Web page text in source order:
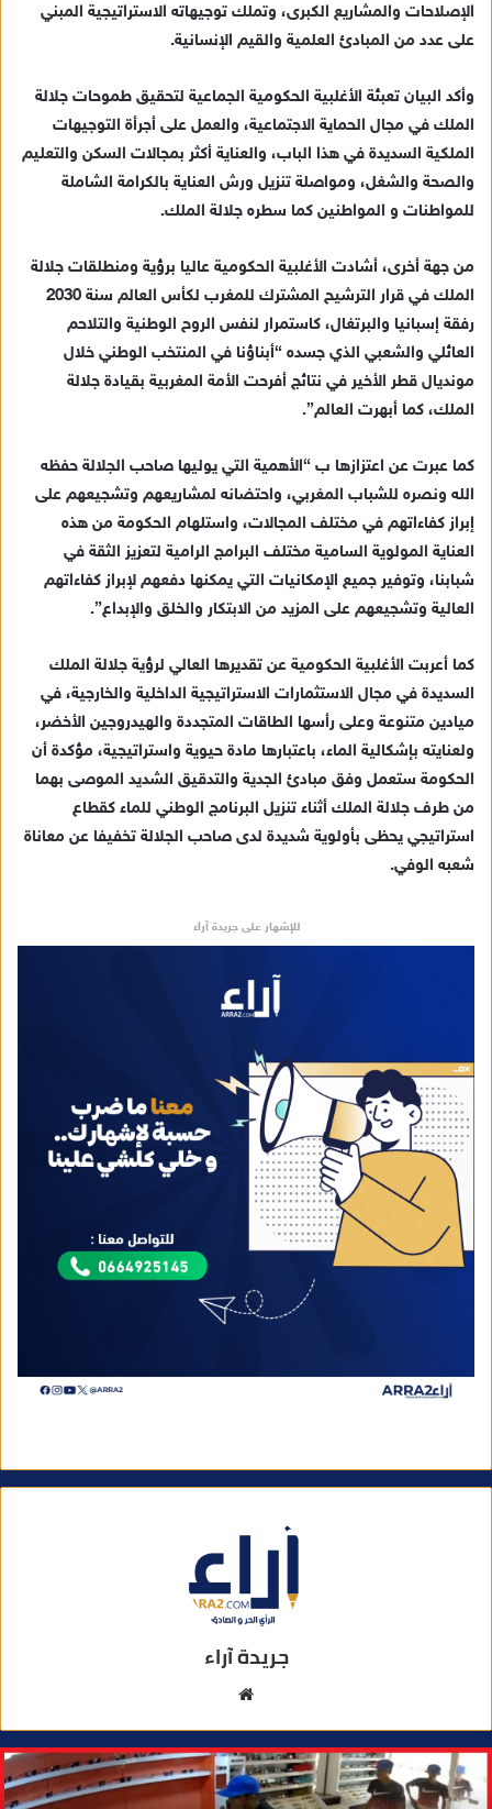
الإصلاحات والمشاريع الكبرى، وتملك توجيهاته الاستراتيجية المبني
على عدد من المبادئ العلمية والقيم الإنسانية.
وأكد البيان تعبئة الأغلبية الحكومية الجماعية لتحقيق طموحات جلالة
الملك في مجال الحماية الاجتماعية، والعمل على أجرأة التوجيهات
الملكية السديدة في هذا الباب، والعناية أكثر بمجالات السكن والتعليم
والصحة والشغل، ومواصلة تنزيل ورش العناية بالكرامة الشاملة
للمواطنات و المواطنين كما سطره جلالة الملك.
من جهة أخرى، أشادت الأغلبية الحكومية عاليا برؤية ومنطلقات جلالة
الملك في قرار الترشيح المشترك للمغرب لكأس العالم سنة 2030
رفقة إسبانيا والبرتغال، كاستمرار لنفس الروح الوطنية والتلاحم
العائلي والشعبي الذي جسده “أبناؤنا في المنتخب الوطني خلال
مونديال قطر الأخير في نتائج أفرحت الأمة المغربية بقيادة جلالة
الملك، كما أبهرت العالم”.
كما عبرت عن اعتزازها ب “الأهمية التي يوليها صاحب الجلالة حفظه
الله ونصره للشباب المغربي، واحتضانه لمشاريعهم وتشجيعهم على
إبراز كفاءاتهم في مختلف المجالات، واستلهام الحكومة من هذه
العناية المولوية السامية مختلف البرامج الرامية لتعزيز الثقة في
شبابنا، وتوفير جميع الإمكانيات التي يمكنها دفعهم لإبراز كفاءاتهم
العالية وتشجيعهم على المزيد من الابتكار والخلق والإبداع”.
كما أعربت الأغلبية الحكومية عن تقديرها العالي لرؤية جلالة الملك
السديدة في مجال الاستثمارات الاستراتيجية الداخلية والخارجية، في
ميادين متنوعة وعلى رأسها الطاقات المتجددة والهيدروجين الأخضر،
ولعنايته بإشكالية الماء، باعتبارها مادة حيوية واستراتيجية، مؤكدة أن
الحكومة ستعمل وفق مبادئ الجدية والتدقيق الشديد الموصى بهما
من طرف جلالة الملك أثناء تنزيل البرنامج الوطني للماء كقطاع
استراتيجي يحظى بأولوية شديدة لدى صاحب الجلالة تخفيفا عن معاناة
شعبه الوفي.
للإشهار على جريدة آراء
جريدة آراء
ق
ع
ا